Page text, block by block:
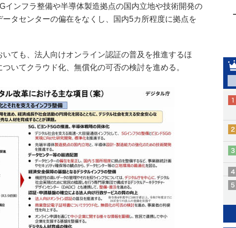
インフラ整備や半導体製造拠点の国内立地や技術開発の
タセンターの偏在をなくし、国内5カ所程度に拠点を
ても、法人向けオンライン認証の普及を推進するほ
いてクラウド化、無償化の可否の検討を進める。